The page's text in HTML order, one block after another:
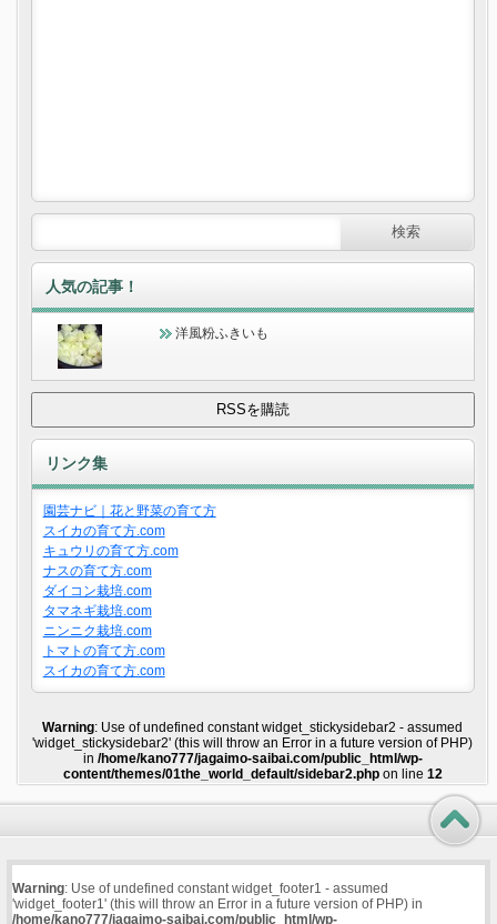
人気の記事！
洋風粉ふきいも
リンク集
園芸ナビ｜花と野菜の育て方
スイカの育て方.com
キュウリの育て方.com
ナスの育て方.com
ダイコン栽培.com
タマネギ栽培.com
ニンニク栽培.com
トマトの育て方.com
スイカの育て方.com
Warning: Use of undefined constant widget_stickysidebar2 - assumed
'widget_stickysidebar2' (this will throw an Error in a future version of PHP)
in /home/kano777/jagaimo-saibai.com/public_html/wp-
content/themes/01the_world_default/sidebar2.phpon line 12
Warning: Use of undefined constant widget_footer1 - assumed
'widget_footer1' (this will throw an Error in a future version of PHP) in
/home/kano777/jagaimo-saibai.com/public_html/wp-